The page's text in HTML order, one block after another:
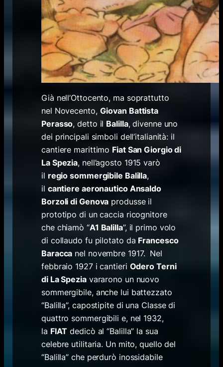
Già nell’Ottocento, ma soprattutto
nel Novecento, Giovan Battista
Perasso, detto il Balilla, divenne uno
dei principali simboli dell’italianità: il
cantiere marittimo Fiat San Giorgio di
La Spezia, nell’agosto 1915 varò
il regio sommergibile Balilla,
il cantiere aeronautico Ansaldo
Borzoli di Genova produsse il
prototipo di un caccia ricognitore
che chiamò “A1 Balilla”, il primo volo
di collaudo fu pilotato da Francesco
Baracca nel novembre 1917. Nel
febbraio 1927 i cantieri Odero Terni
di La Spezia vararono un nuovo
sommergibile, anche lui battezzato
“Balilla”, capostipite di una Classe di
quattro sommergibili e, nel 1932,
la FIAT dedicò al “Balilla” la sua
celebre utilitaria. Un mito, quello del
“Balilla” che perdurò inossidabile